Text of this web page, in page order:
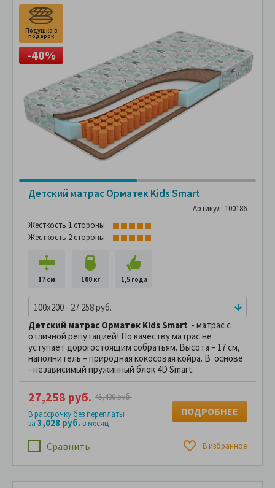
Подушка в
подарок
-40%
Детский матрас Орматек Kids Smart
Артикул: 100186
Жесткость 1 стороны:
Жесткость 2 стороны:
17 см 100 кг 1,5 года
100x200 - 27 258 руб.
Детский матрас Орматек Kids Smart - матрас с
отличной репутацией! По качеству матрас не
уступает дорогостоящим собратьям. Высота – 17 см,
наполнитель – природная кокосовая койра. В основе
- независимый пружинный блок 4D Smart.
Сравнить В избранное
27,258 руб. 45,430 руб.
В рассрочку без переплаты
за 3,028 руб.в месяц
ПОДРОБНЕЕ